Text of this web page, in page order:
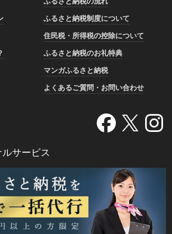
ふるさと納税制度について
住民税・所得税の控除について
ふるさと納税のお礼特典
マンガふるさと納税
よくあるご質問・お問い合わせ
サービス